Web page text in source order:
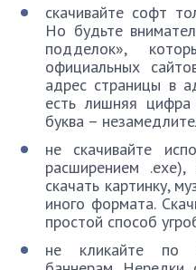
скачивайте софт
Но будьте
подделок»,
официальных
адрес страницы в
есть лишняя цифра
буква –
не скачивайте
расширением
скачать картинку,
иного формата.
простой способ
не кликайте по